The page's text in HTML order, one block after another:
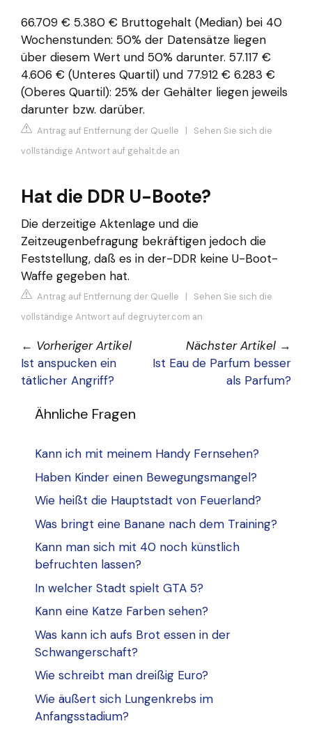
66.709 € 5.380 € Bruttogehalt (Median) bei 40
Wochenstunden: 50% der Datensätze liegen
über diesem Wert und 50% darunter. 57.117 €
4.606 € (Unteres Quartil) und 77.912 € 6.283 €
(Oberes Quartil): 25% der Gehälter liegen jeweils
darunter bzw. darüber.
Antrag auf Entfernung der Quelle | Sehen Sie sich die
vollständige Antwort auf gehalt.de an
Hat die DDR U-Boote?
Die derzeitige Aktenlage und die
Zeitzeugenbefragung bekräftigen jedoch die
Feststellung, daß es in der-DDR keine U-Boot-
Waffe gegeben hat.
Antrag auf Entfernung der Quelle | Sehen Sie sich die
vollständige Antwort auf degruyter.com an
← Vorheriger Artikel
Ist anspucken ein
tätlicher Angriff?
Nächster Artikel →
Ist Eau de Parfum besser
als Parfum?
Ähnliche Fragen
Kann ich mit meinem Handy Fernsehen?
Haben Kinder einen Bewegungsmangel?
Wie heißt die Hauptstadt von Feuerland?
Was bringt eine Banane nach dem Training?
Kann man sich mit 40 noch künstlich
befruchten lassen?
In welcher Stadt spielt GTA 5?
Kann eine Katze Farben sehen?
Was kann ich aufs Brot essen in der
Schwangerschaft?
Wie schreibt man dreißig Euro?
Wie äußert sich Lungenkrebs im
Anfangsstadium?